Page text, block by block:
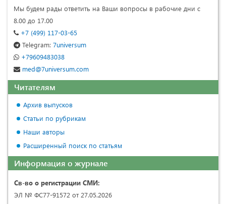
Мы будем рады ответить на Ваши вопросы в рабочие дни с
8.00 до 17.00
+7 (499) 117-03-65
Telegram: 7universum
+79609483038
med@7universum.com
Читателям
Архив выпусков
Статьи по рубрикам
Наши авторы
Расширенный поиск по статьям
Информация о журнале
Св-во о регистрации СМИ:
ЭЛ № ФС77-91572 от 27.05.2026